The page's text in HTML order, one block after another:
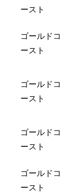
ースト
ゴールドコ
ースト
ゴールドコ
ースト
ゴールドコ
ースト
ゴールドコ
ースト